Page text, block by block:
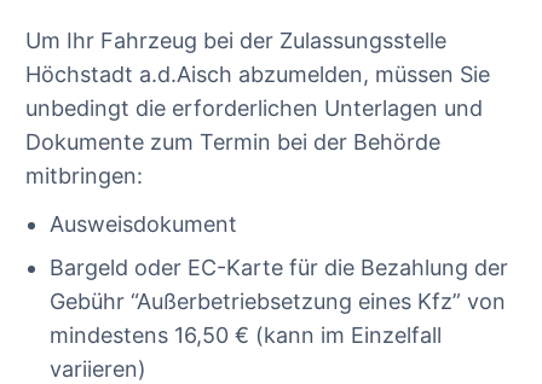
Um Ihr Fahrzeug bei der Zulassungsstelle
Höchstadt a.d.Aisch abzumelden, müssen Sie
unbedingt die erforderlichen Unterlagen und
Dokumente zum Termin bei der Behörde
mitbringen:
Ausweisdokument
Bargeld oder EC-Karte für die Bezahlung der
Gebühr “Außerbetriebsetzung eines Kfz” von
mindestens 16,50 € (kann im Einzelfall
variieren)